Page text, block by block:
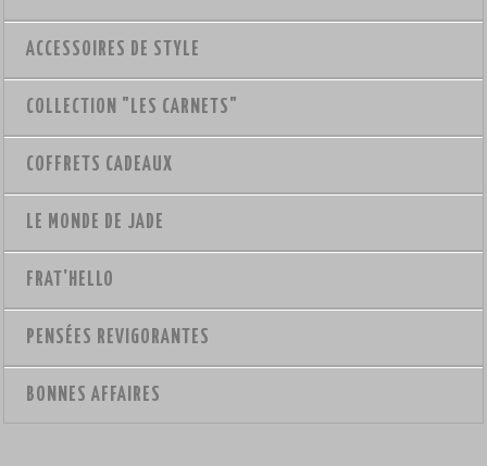
ACCESSOIRES DE STYLE
COLLECTION "LES CARNETS"
COFFRETS CADEAUX
LE MONDE DE JADE
FRAT'HELLO
PENSÉES REVIGORANTES
BONNES AFFAIRES